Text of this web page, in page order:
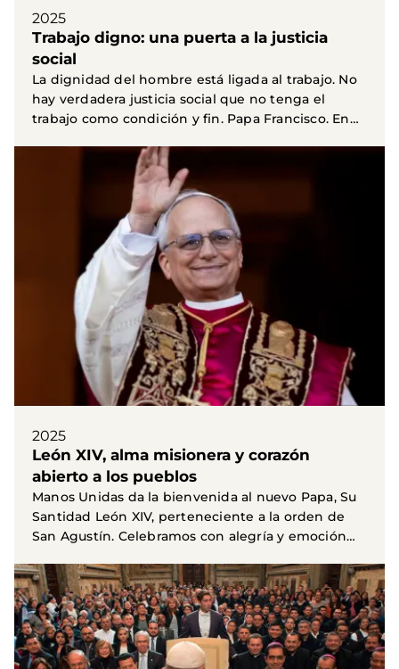
2025
Trabajo digno: una puerta a la justicia
social
La dignidad del hombre está ligada al trabajo. No
hay verdadera justicia social que no tenga el
trabajo como condición y fin. Papa Francisco. En
2025
León XIV, alma misionera y corazón
abierto a los pueblos
Manos Unidas da la bienvenida al nuevo Papa, Su
Santidad León XIV, perteneciente a la orden de
San Agustín. Celebramos con alegría y emoción